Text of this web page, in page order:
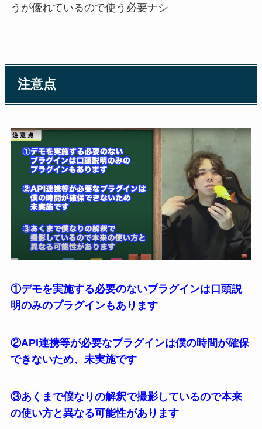
うが優れているので使う必要ナシ
注意点
①デモを実施する必要のないプラグインは口頭説
明のみのプラグインもあります
②API連携等が必要なプラグインは僕の時間が確保
できないため、未実施です
③あくまで僕なりの解釈で撮影しているので本来
の使い方と異なる可能性があります